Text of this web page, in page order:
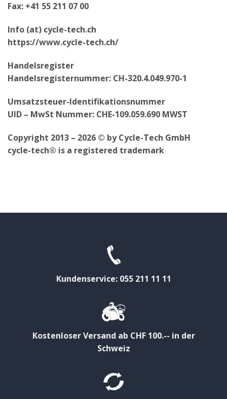
Fax: +41 55 211 07 00
Info (at) cycle-tech.ch
https://www.cycle-tech.ch/
Handelsregister
Handelsregisternummer: CH-320.4.049.970-1
Umsatzsteuer-Identifikationsnummer
UID – MwSt Nummer: CHE-109.059.690 MWST
Copyright 2013 – 2026 © by Cycle-Tech GmbH
cycle-tech® is a registered trademark
Kundenservice: 055 211 11 11
Kostenloser Versand ab CHF 100.-- in der
Schweiz